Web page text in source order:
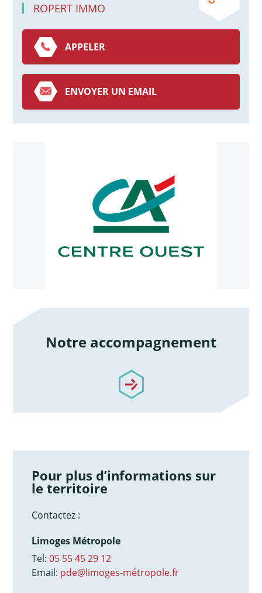
ROPERT IMMO
APPELER
ENVOYER UN EMAIL
Notre accompagnement
/notre-accompagnement
Pour plus d’informations sur
le territoire
Contactez :
Limoges Métropole
Tel:05 55 45 29 12
Email: pde@limoges-métropole.fr